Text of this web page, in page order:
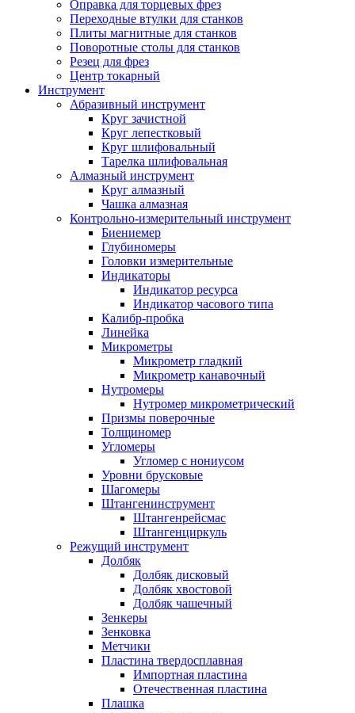
Оправка для торцевых фрез
Переходные втулки для станков
Плиты магнитные для станков
Поворотные столы для станков
Резец для фрез
Центр токарный
Инструмент
Абразивный инструмент
Круг зачистной
Круг лепестковый
Круг шлифовальный
Тарелка шлифовальная
Алмазный инструмент
Круг алмазный
Чашка алмазная
Контрольно-измерительный инструмент
Биениемер
Глубиномеры
Головки измерительные
Индикаторы
Индикатор ресурса
Индикатор часового типа
Калибр-пробка
Линейка
Микрометры
Микрометр гладкий
Микрометр канавочный
Нутромеры
Нутромер микрометрический
Призмы поверочные
Толщиномер
Угломеры
Угломер с нониусом
Уровни брусковые
Шагомеры
Штангенинструмент
Штангенрейсмас
Штангенциркуль
Режущий инструмент
Долбяк
Долбяк дисковый
Долбяк хвостовой
Долбяк чашечный
Зенкеры
Зенковка
Метчики
Пластина твердосплавная
Импортная пластина
Отечественная пластина
Плашка